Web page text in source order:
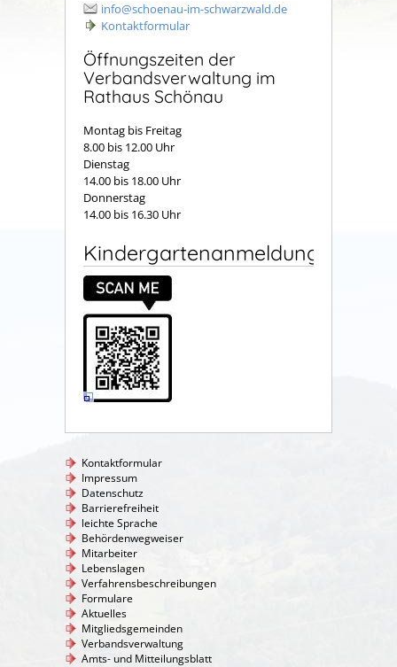
info@schoenau-im-schwarzwald.de
Kontaktformular
Öffnungszeiten der
Verbandsverwaltung im
Rathaus Schönau
Montag bis Freitag
8.00 bis 12.00 Uhr
Dienstag
14.00 bis 18.00 Uhr
Donnerstag
14.00 bis 16.30 Uhr
Kindergartenanmeldung
Kontaktformular
Impressum
Datenschutz
Barrierefreiheit
leichte Sprache
Behördenwegweiser
Mitarbeiter
Lebenslagen
Verfahrensbeschreibungen
Formulare
Aktuelles
Mitgliedsgemeinden
Verbandsverwaltung
Amts- und Mitteilungsblatt